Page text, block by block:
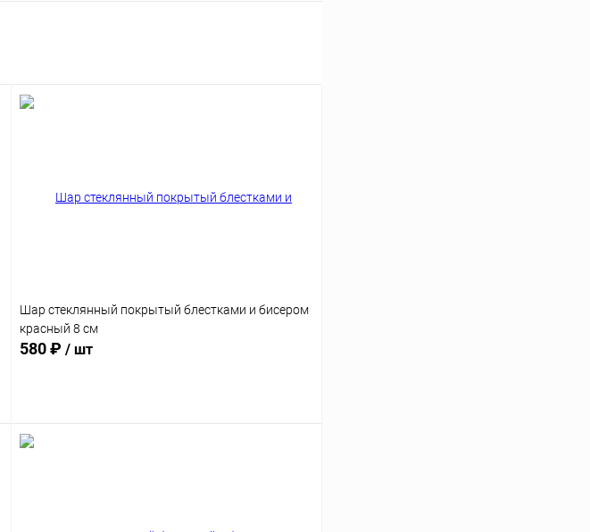
Шар стеклянный покрытый блестками и бисером
красный 8 см
580 ₽ / шт
Подписаться